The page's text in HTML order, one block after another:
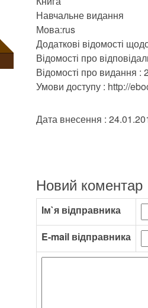
Навчальне видання
Мова:rus
Додаткові відомості
Відомості про
Відомості про видання :
Умови доступу : http://
Дата внесення :
Новий коментар
Ім`я відправника
E-mail відправника